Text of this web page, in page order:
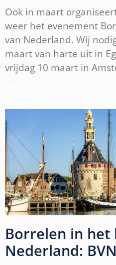
Ook in maart
weer het evenement
van Nederland. Wij
maart van harte uit in
vrijdag 10 maart in
Borrelen in het
Nederland: